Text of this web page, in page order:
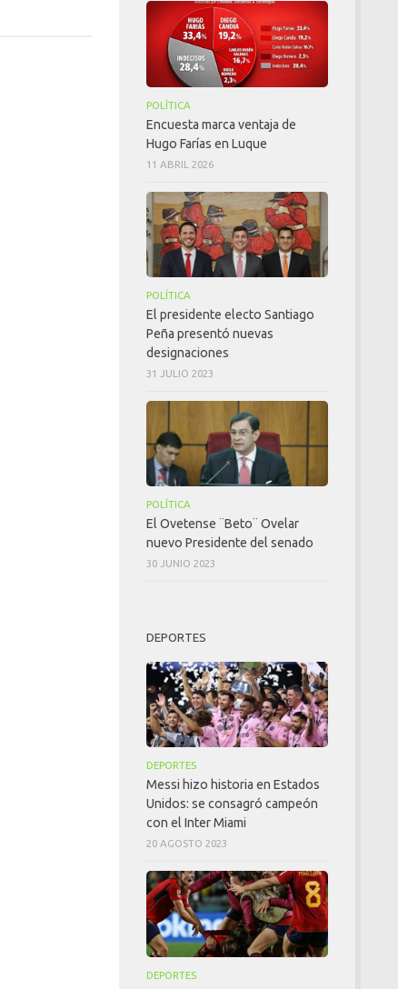
POLÍTICA
Encuesta marca ventaja de
Hugo Farías en Luque
11 ABRIL 2026
POLÍTICA
El presidente electo Santiago
Peña presentó nuevas
designaciones
31 JULIO 2023
POLÍTICA
El Ovetense ¨Beto¨ Ovelar
nuevo Presidente del senado
30 JUNIO 2023
DEPORTES
DEPORTES
Messi hizo historia en Estados
Unidos: se consagró campeón
con el Inter Miami
20 AGOSTO 2023
DEPORTES